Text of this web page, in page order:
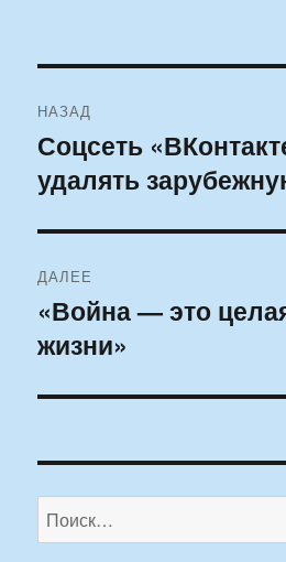
по
записям
НАЗАД
Предыдущая
запись:
Соцсеть
удалять
ДАЛЕЕ
Следующая
запись:
«Война — это
жизни»
Искать: